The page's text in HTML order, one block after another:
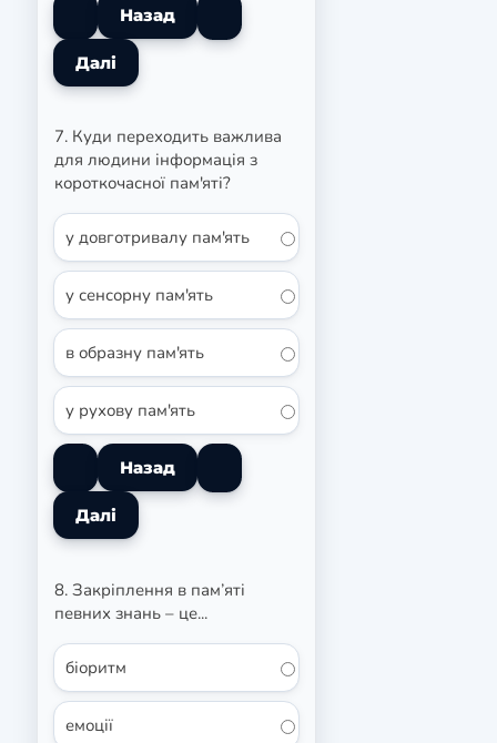
7. Куди переходить важлива
для людини інформація з
короткочасної пам'яті?
у довготривалу пам'ять
у сенсорну пам'ять
в образну пам'ять
у рухову пам'ять
8. Закріплення в пам’яті
певних знань – це...
біоритм
емоції